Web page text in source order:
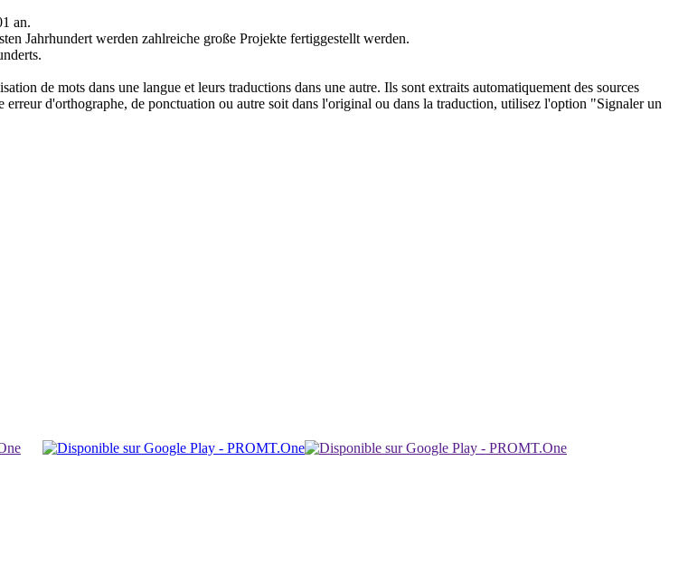
an.
Jahrhundert werden zahlreiche große Projekte fertiggestellt werden.
de mots dans une langue et leurs traductions dans une autre. Ils sont extraits automatiquement des sources
d'orthographe, de ponctuation ou autre soit dans l'original ou dans la traduction, utilisez l'option "Signaler un